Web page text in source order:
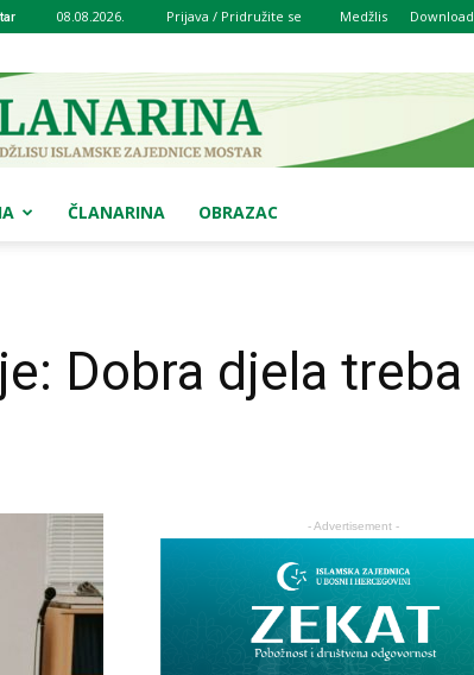
08.08.2026. Prijava / Pridružite se Medžlis Download
ČLANARINA OBRAZAC
Dobra djela treba
- Advertisement -